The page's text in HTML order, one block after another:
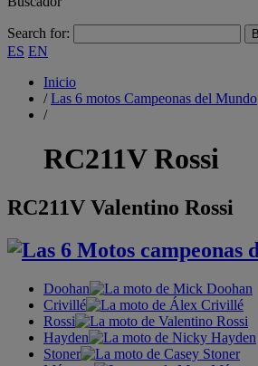
Search for:
ES EN
Inicio
/Las 6 motos Campeonas del Mundo
/
RC211V Rossi
RC211V Valentino Rossi
Doohan
Crivillé
Rossi
Hayden
Stoner